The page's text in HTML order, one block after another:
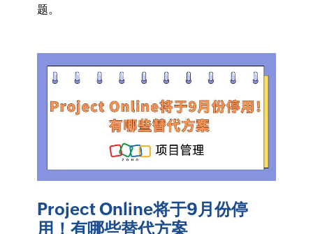
题。
Project Online将于9月份停
用！有哪些替代方案